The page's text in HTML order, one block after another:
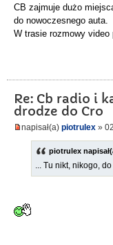
CB zajmuje dużo
do nowoczesnego auta.
W trasie rozmowy video
Re: Cb radio i
drodze do Cro
napisał(a) piotrulex »
piotrulex
... Tu nikt, nikogo,